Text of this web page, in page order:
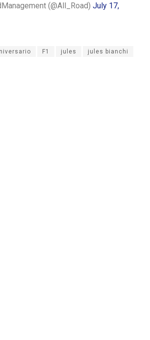
(@All_Road) July 17,
F1 jules jules bianchi